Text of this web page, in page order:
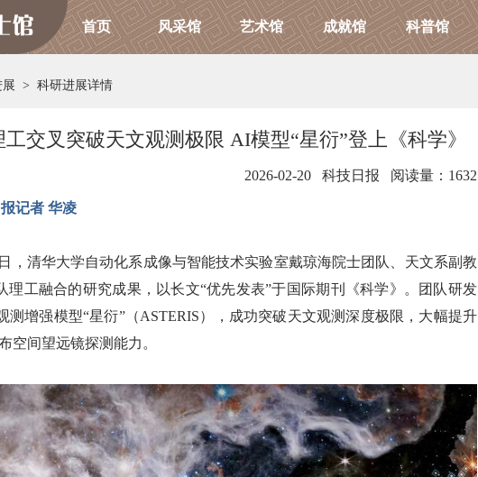
首页 风采馆 艺术馆 成就馆 科普馆
> 科研进展详情
交叉突破天文观测极限 AI模型“星衍”登上《科学》
2026-02-20 科技日报 阅读量：1632
记者 华凌
，清华大学自动化系成像与智能技术实验室戴琼海院士团队、天文系副教
理工融合的研究成果，以长文“优先发表”于国际期刊《科学》。团队研发
测增强模型“星衍”（ASTERIS），成功突破天文观测深度极限，大幅提升
空间望远镜探测能力。